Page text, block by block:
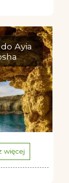
Ayia
więcej